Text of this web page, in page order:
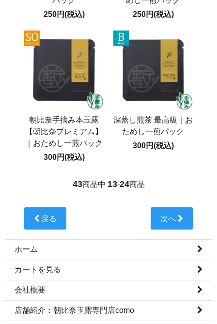
250円(税込)
250円(税込)
朝比奈手摘み本玉露
【朝比奈プレミアム】
｜おためし一煎パック
300円(税込)
深蒸し煎茶 最高級｜お
ためし一煎パック
300円(税込)
43商品中 13-24商品
戻る 次へ
ホーム
カートを見る
会社概要
店舗紹介：朝比奈玉露専門店como